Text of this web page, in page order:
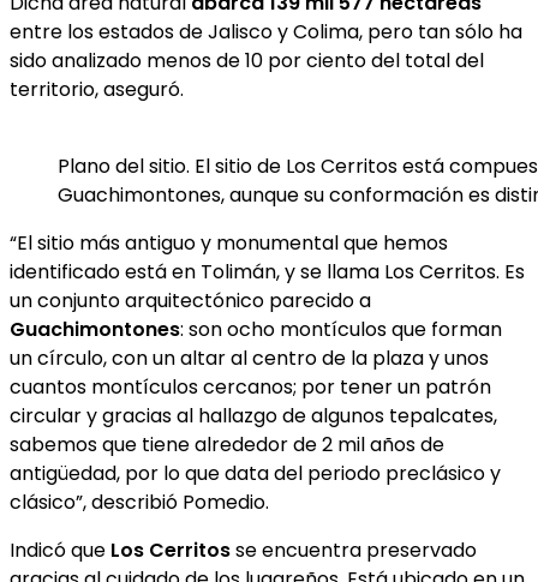
entre los estados de Jalisco y Colima, pero tan sólo ha
sido analizado menos de 10 por ciento del total del
territorio, aseguró.
Plano del sitio. El sitio de Los Cerritos está
Guachimontones, aunque su conformación es
“El sitio más antiguo y monumental que hemos
identificado está en Tolimán, y se llama Los Cerritos. Es
un conjunto arquitectónico parecido a
Guachimontones: son ocho montículos que forman
un círculo, con un altar al centro de la plaza y unos
cuantos montículos cercanos; por tener un patrón
circular y gracias al hallazgo de algunos tepalcates,
sabemos que tiene alrededor de 2 mil años de
antigüedad, por lo que data del periodo preclásico y
clásico”, describió Pomedio.
Indicó que Los Cerritosse encuentra preservado